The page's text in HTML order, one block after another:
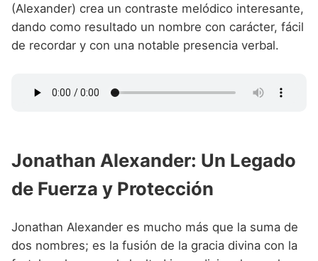
(Alexander) crea un contraste melódico interesante,
dando como resultado un nombre con carácter, fácil
de recordar y con una notable presencia verbal.
Jonathan Alexander: Un Legado
de Fuerza y Protección
Jonathan Alexander es mucho más que la suma de
dos nombres; es la fusión de la gracia divina con la